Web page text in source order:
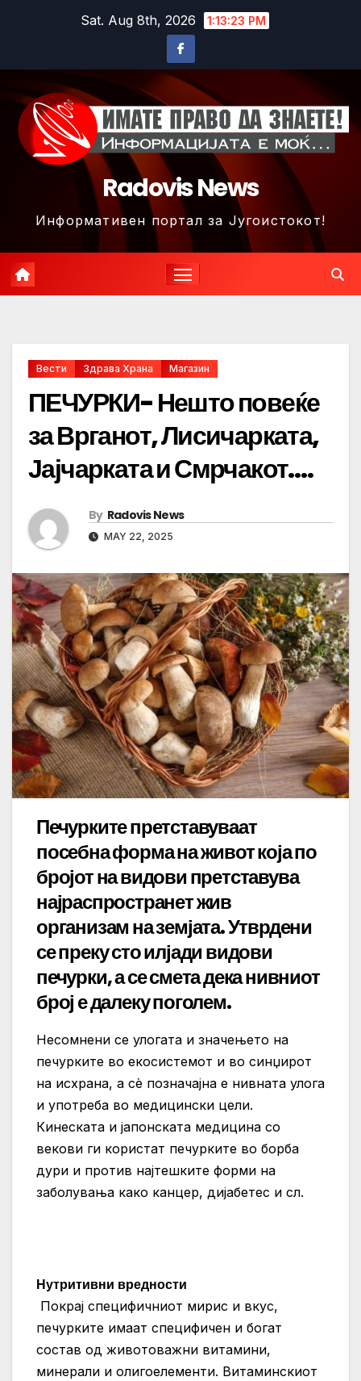
Sat. Aug 8th, 2026 1:13:25 PM
Radovis News
Информативен портал за Југоистокот!
Вести Здрава Храна Магазин
ПЕЧУРКИ- Нешто повеќе
за Врганот, Лисичарката,
Јајчарката и Смрчакот….
By Radovis News
MAY 22, 2025
Печурките претставуваат
посебна форма на живот која по
бројот на видови претставува
најраспространет жив
организам на земјата. Утврдени
се преку сто илјади видови
печурки, а се смета дека нивниот
број е далеку поголем.
Несомнени се улогата и значењето на
печурките во екосистемот и во синџирот
на исхрана, а сè позначајна е нивната улога
и употреба во медицински цели.
Кинеската и јапонската медицина со
векови ги користат печурките во борба
дури и против најтешките форми на
заболувања како канцер, дијабетес и сл.
Нутритивни вредности
Покрај специфичниот мирис и вкус,
печурките имаат специфичен и богат
состав од животоважни витамини,
минерали и олигоелементи. Витаминскиот